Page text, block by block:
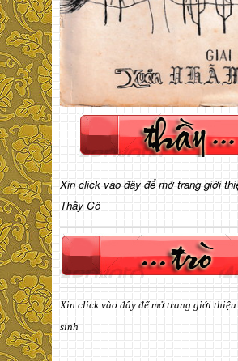
Xin click vào đây để mở trang giới
Thầy Cô
Xin click vào đây để mở trang giới thiệu
sinh